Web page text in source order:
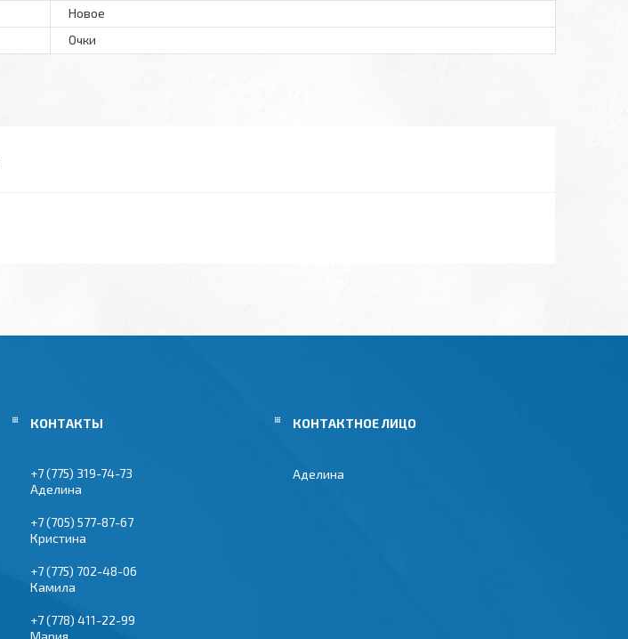
Новое
Очки
+7 (775) 319-74-73
Аделина
+7 (705) 577-87-67
Кристина
+7 (775) 702-48-06
Камила
+7 (778) 411-22-99
Мария
Аделина